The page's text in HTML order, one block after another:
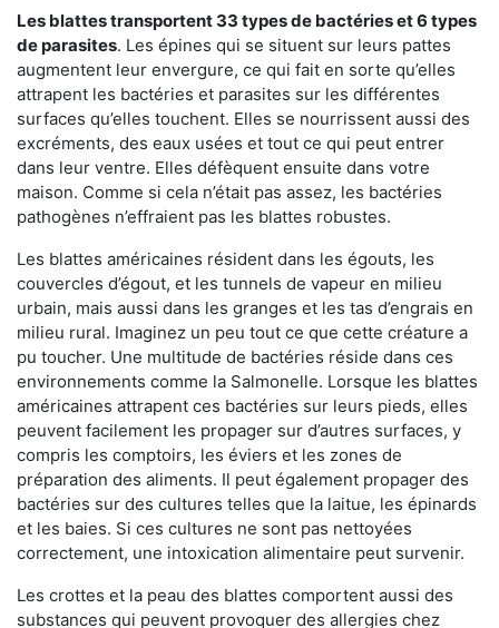
Les blattes transportent 33 types de bactéries et 6 types
de parasites. Les épines qui se situent sur leurs pattes
augmentent leur envergure, ce qui fait en sorte qu’elles
attrapent les bactéries et parasites sur les différentes
surfaces qu’elles touchent. Elles se nourrissent aussi des
excréments, des eaux usées et tout ce qui peut entrer
dans leur ventre. Elles défèquent ensuite dans votre
maison. Comme si cela n’était pas assez, les bactéries
pathogènes n’effraient pas les blattes robustes.
Les blattes américaines résident dans les égouts, les
couvercles d’égout, et les tunnels de vapeur en milieu
urbain, mais aussi dans les granges et les tas d’engrais en
milieu rural. Imaginez un peu tout ce que cette créature a
pu toucher. Une multitude de bactéries réside dans ces
environnements comme la Salmonelle. Lorsque les blattes
américaines attrapent ces bactéries sur leurs pieds, elles
peuvent facilement les propager sur d’autres surfaces, y
compris les comptoirs, les éviers et les zones de
préparation des aliments. Il peut également propager des
bactéries sur des cultures telles que la laitue, les épinards
et les baies. Si ces cultures ne sont pas nettoyées
correctement, une intoxication alimentaire peut survenir.
Les crottes et la peau des blattes comportent aussi des
substances qui peuvent provoquer des allergies chez